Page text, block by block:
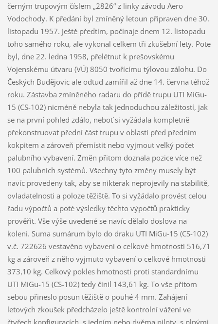
černým trupovým číslem „2826“ z linky závodu Aero
Vodochody. K předání byl zmíněný letoun připraven dne 30.
listopadu 1957. Ještě předtím, počínaje dnem 12. listopadu
toho samého roku, ale vykonal celkem tři zkušební lety. Pote
byl, dne 22. ledna 1958, přelétnut k prešovskému
Vojenskému útvaru (VÚ) 8050 tvořícímu týlovou zálohu. Do
Českých Budějovic ale odtud zamířil až dne 14. června téhož
roku. Zástavba zmíněného radaru do přídě trupu UTI MiGu-
15 (CS-102) nicméně nebyla tak jednoduchou záležitostí, jak
se na první pohled zdálo, neboť si vyžádala kompletně
překonstruovat přední část trupu v oblasti před předním
kokpitem a zároveň přemístit nebo vyjmout velký počet
palubního vybavení. Změn přitom doznala pozice více než
100 palubních systémů. Všechny tyto změny musely být
navíc provedeny tak, aby se nikterak neprojevily na stabilitě,
ovladatelnosti a poloze těžiště. To si vyžádalo provést celou
řadu výpočtů a poté výsledky těchto výpočtů prakticky
prověřit. Vše výše uvedené se navíc dělalo doslova na
koleni. Suma sumárum bylo do draku UTI MiGu-15 (CS-102)
v.č. 722626 vestavěno vybavení o celkové hmotnosti 516,71
kg a zároveň z něho vyjmuto vybavení o celkové hmotnosti
373,10 kg. Celkový pokles hmotnosti proti standardnímu
UTI MiGu-15 (CS-102) tedy činil 143,61 kg. To vše přitom
sebou přineslo posun těžiště o pouhé 4 mm. Zahájení
letových zkoušek předcházelo ještě kontrolní vážení ve